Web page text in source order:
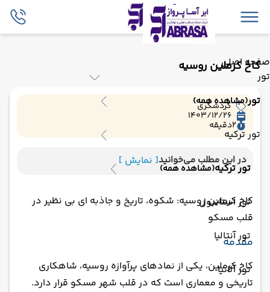
صفحه اصلی
تور
تور(مشاهده همه)
تور ترکیه
تور ترکیه(مشاهده همه)
تور استانبول
تور آنتالیا
تور آلانیا
کاخ کرملین روسیه
گردشگری
1403/12/26
2دقیقه
در این مطلب می‌خوانید[ نمایش ]
کاخ کرملین روسیه: شکوه، تاریخ و جاذبه ای بی نظیر در
قلب مسکو
مقدمه
کاخ کرملین، یکی از نمادهای پرآوازه روسیه، شاهکاری
تاریخی و معماری است که در قلب شهر مسکو قرار دارد.